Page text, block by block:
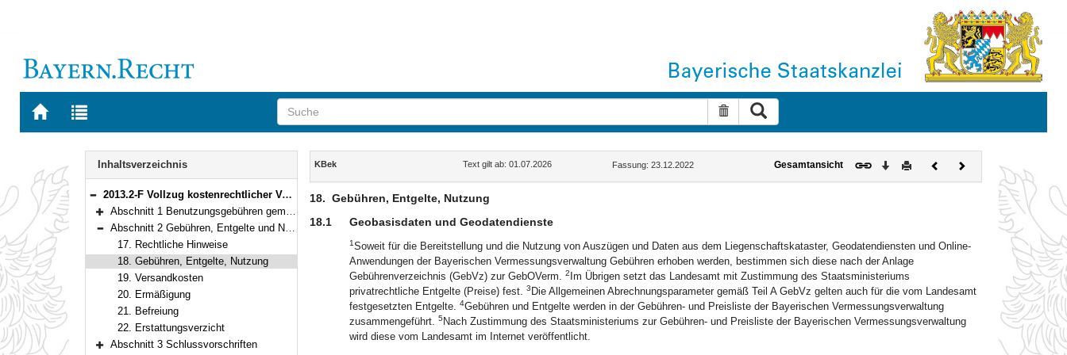
Zur
BAYERN.RECHT
Zur
letzten
Suche zurücksetzen
Navigation
Inhaltsverzeichnis
Bereich reduzieren
2013.2-F Vollzug kostenrechtlicher Vorschriften durch die staatlichen Vermessungsbehörden (Kostenbekanntmachung – KBek) Bekanntmachung des Bayerischen Staatsministeriums der Finanzen und für Heimat vom 23. Dezember 2022, Az. 74-VM 1018-1/10 (BayMBl. 2023 Nr. 22)
Bereich erweitern
Abschnitt 1 Benutzungsgebühren gemäß der Verordnung über die Benutzungsgebühren der unteren Vermessungsbehörden (GebOVerm)
Bereich reduzieren
Abschnitt 2 Gebühren, Entgelte und Nutzung von Geobasisdaten der Bayerischen Vermessungsverwaltung
17. Rechtliche Hinweise
18. Gebühren, Entgelte, Nutzung
19. Versandkosten
20. Ermäßigung
21. Befreiung
22. Erstattungsverzicht
Abschnitt 3 Schlussvorschriften
Inhalt
KBek Text gilt ab: 01.07.2026 Fassung: 23.12.2022 Gesamtansicht Download
DruckenVorherigesNächstes
Dokument
18. Gebühren, Entgelte, Nutzung
18.1
Geobasisdaten und Geodatendienste
1Soweit für die Bereitstellung und die Nutzung von Auszügen und Daten aus dem Liegenschaftskataster, Geodatendiensten und Online-
Anwendungen der Bayerischen Vermessungsverwaltung Gebühren erhoben werden, bestimmen sich diese nach der Anlage
Gebührenverzeichnis (GebVz) zur GebOVerm. 2 Im Übrigen setzt das Landesamt mit Zustimmung des Staatsministeriums
privatrechtliche Entgelte (Preise) fest. 3 Die Allgemeinen Abrechnungsparameter gemäß Teil A GebVz gelten auch für die vom Landesamt
festgesetzten Entgelte. 4Gebühren und Entgelte werden in der Gebühren- und Preisliste der Bayerischen Vermessungsverwaltung
zusammengeführt. 5 Nach Zustimmung des Staatsministeriums zur Gebühren- und Preisliste der Bayerischen Vermessungsverwaltung
wird diese vom Landesamt im Internet veröffentlicht.